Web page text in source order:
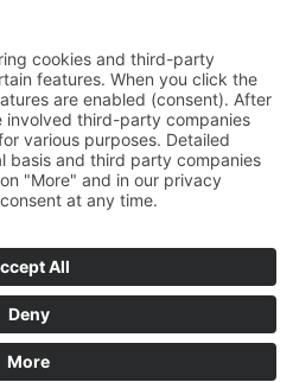
|Impressum|AGB
oben